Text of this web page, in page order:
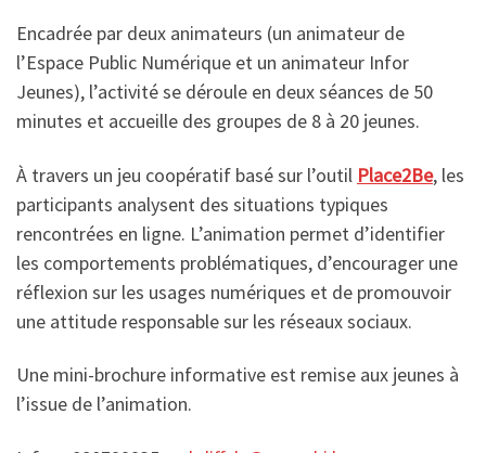
Encadrée par deux animateurs (un animateur de
l’Espace Public Numérique et un animateur Infor
Jeunes), l’activité se déroule en deux séances de 50
minutes et accueille des groupes de 8 à 20 jeunes.
À travers un jeu coopératif basé sur l’outil Place2Be, les
participants analysent des situations typiques
rencontrées en ligne. L’animation permet d’identifier
les comportements problématiques, d’encourager une
réflexion sur les usages numériques et de promouvoir
une attitude responsable sur les réseaux sociaux.
Une mini-brochure informative est remise aux jeunes à
l’issue de l’animation.